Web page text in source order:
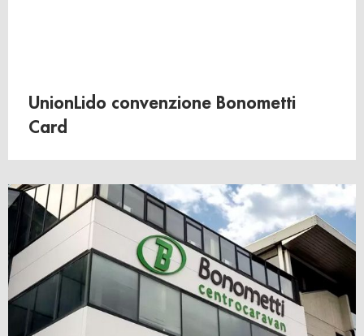
UnionLido convenzione Bonometti
Card